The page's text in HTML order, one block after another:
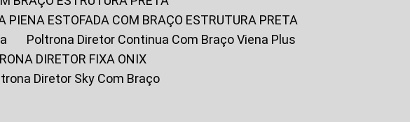
PIENA ESTOFADA COM BRAÇO ESTRUTURA PRETA
Poltrona Diretor Continua Com Braço Viena Plus
DIRETOR FIXA ONIX
Diretor Sky Com Braço